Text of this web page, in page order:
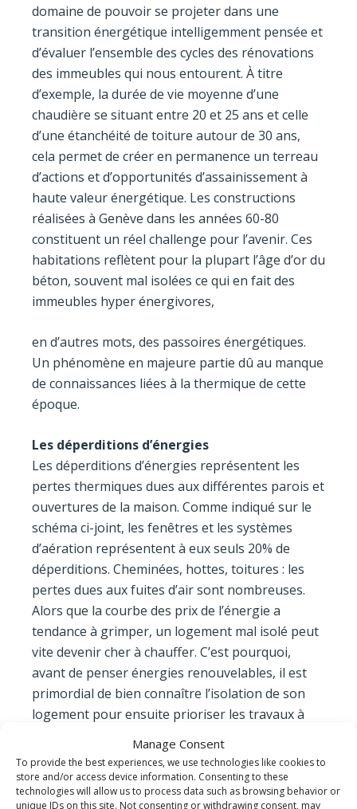
Manage Consent
To provide the best experiences, we use technologies like cookies to
store and/or access device information. Consenting to these
technologies will allow us to process data such as browsing behavior or
unique IDs on this site. Not consenting or withdrawing consent, may
domaine de pouvoir se projeter dans une
transition énergétique intelligemment pensée et
d’évaluer l’ensemble des cycles des rénovations
des immeubles qui nous entourent. À titre
d’exemple, la durée de vie moyenne d’une
chaudière se situant entre 20 et 25 ans et celle
d’une étanchéité de toiture autour de 30 ans,
cela permet de créer en permanence un terreau
d’actions et d’opportunités d’assainissement à
haute valeur énergétique. Les constructions
réalisées à Genève dans les années 60-80
constituent un réel challenge pour l’avenir. Ces
habitations reflètent pour la plupart l’âge d’or du
béton, souvent mal isolées ce qui en fait des
immeubles hyper énergivores,
en d’autres mots, des passoires énergétiques.
Un phénomène en majeure partie dû au manque
de connaissances liées à la thermique de cette
époque.
Les déperditions d’énergies
Les déperditions d’énergies représentent les
pertes thermiques dues aux différentes parois et
ouvertures de la maison. Comme indiqué sur le
schéma ci-joint, les fenêtres et les systèmes
d’aération représentent à eux seuls 20% de
déperditions. Cheminées, hottes, toitures : les
pertes dues aux fuites d’air sont nombreuses.
Alors que la courbe des prix de l’énergie a
tendance à grimper, un logement mal isolé peut
vite devenir cher à chauffer. C’est pourquoi,
avant de penser énergies renouvelables, il est
primordial de bien connaître l’isolation de son
logement pour ensuite prioriser les travaux à
d’énergies !
Texte de Militine Brulé.